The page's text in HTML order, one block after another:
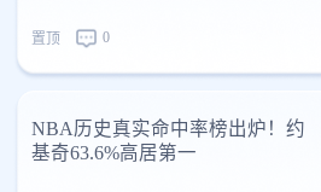
置顶 0
NBA历史真实命中率榜出炉！约
基奇63.6%高居第一